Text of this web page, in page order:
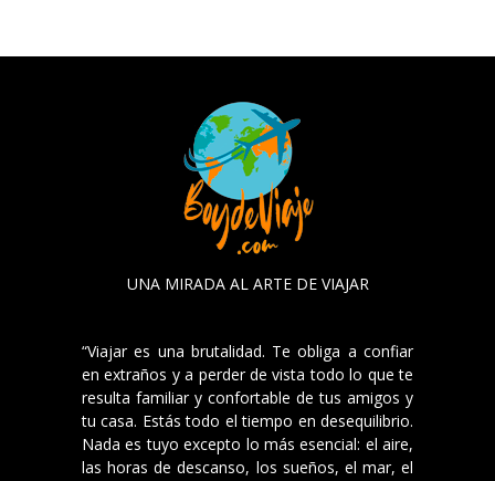
UNA MIRADA AL ARTE DE VIAJAR
“Viajar es una brutalidad. Te obliga a confiar
en extraños y a perder de vista todo lo que te
resulta familiar y confortable de tus amigos y
tu casa. Estás todo el tiempo en desequilibrio.
Nada es tuyo excepto lo más esencial: el aire,
las horas de descanso, los sueños, el mar, el